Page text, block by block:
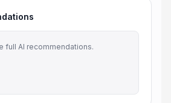
full AI recommendations.